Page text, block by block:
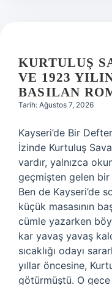
KURTULUŞ
VE 1923
BASILAN
Tarih: Ağustos 7, 2026
Kayseri’de Bir
İzinde Kurtuluş
vardır, yalnızca
geçmişten gelen bir
Ben de Kayseri’de
küçük masasının
cümle yazarken
kar yavaş yavaş
sıcaklığı odayı
yıllar öncesine,
götürmüştü. O